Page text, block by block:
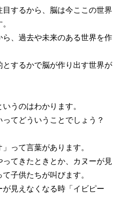
するから、脳は今ここの世界
、過去や未来のある世界を作
するかで脳が作り出す世界が
うのはわかります。
てどういうことでしょう？
って言葉があります。
てきたときとか、カヌーが見
子供たちが叫びます。
見えなくなる時「イビピー